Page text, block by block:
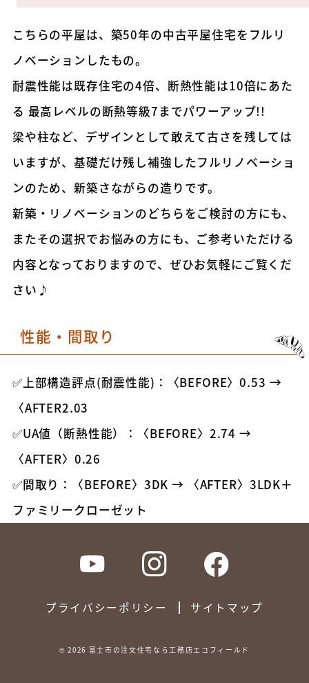
こちらの平屋は、築50年の中古平屋住宅をフルリ
ノベーションしたもの。
耐震性能は既存住宅の4倍、断熱性能は10倍にあた
る 最高レベルの断熱等級7までパワーアップ!!
梁や柱など、デザインとして敢えて古さを残しては
いますが、基礎だけ残し補強したフルリノベーショ
ンのため、新築さながらの造りです。
新築・リノベーションのどちらをご検討の方にも、
またその選択でお悩みの方にも、ご参考いただける
内容となっておりますので、ぜひお気軽にご覧くだ
さい♪
性能・間取り
✅上部構造評点(耐震性能)：〈BEFORE〉0.53 →
〈AFTER2.03
✅UA値（断熱性能）：〈BEFORE〉2.74 →
〈AFTER〉0.26
✅間取り：〈BEFORE〉3DK → 〈AFTER〉3LDK＋
ファミリークローゼット
プライバシーポリシー サイトマップ
©2026 富士市の注文住宅なら工務店エコフィールド